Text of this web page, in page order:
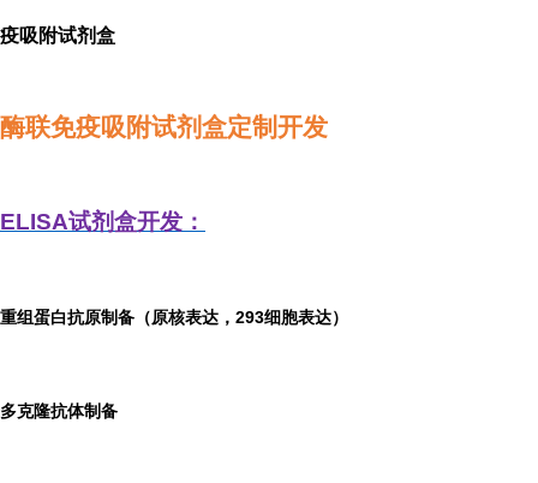
疫吸附试剂盒
酶联免疫吸附试剂盒定制开发
ELISA试剂盒开发：
重组蛋白抗原制备（原核表达，293细胞表达）
多克隆抗体制备